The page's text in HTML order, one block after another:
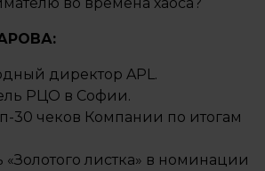
директор APL.
РЦО в Софии.
30 чеков Компании по итогам
«Золотого листка» в номинации